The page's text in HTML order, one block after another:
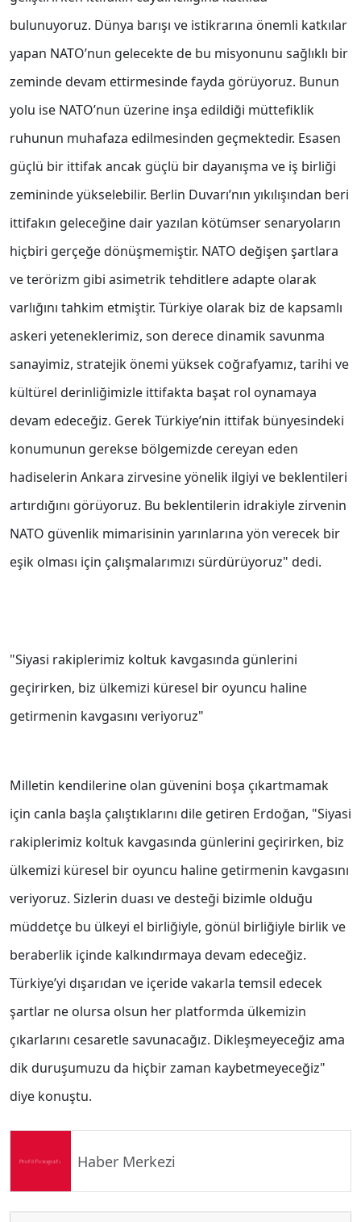
bulunuyoruz. Dünya barışı ve istikrarına önemli katkılar
yapan NATO’nun gelecekte de bu misyonunu sağlıklı bir
zeminde devam ettirmesinde fayda görüyoruz. Bunun
yolu ise NATO’nun üzerine inşa edildiği müttefiklik
ruhunun muhafaza edilmesinden geçmektedir. Esasen
güçlü bir ittifak ancak güçlü bir dayanışma ve iş birliği
zemininde yükselebilir. Berlin Duvarı’nın yıkılışından beri
ittifakın geleceğine dair yazılan kötümser senaryoların
hiçbiri gerçeğe dönüşmemiştir. NATO değişen şartlara
ve terörizm gibi asimetrik tehditlere adapte olarak
varlığını tahkim etmiştir. Türkiye olarak biz de kapsamlı
askeri yeteneklerimiz, son derece dinamik savunma
sanayimiz, stratejik önemi yüksek coğrafyamız, tarihi ve
kültürel derinliğimizle ittifakta başat rol oynamaya
devam edeceğiz. Gerek Türkiye’nin ittifak bünyesindeki
konumunun gerekse bölgemizde cereyan eden
hadiselerin Ankara zirvesine yönelik ilgiyi ve beklentileri
artırdığını görüyoruz. Bu beklentilerin idrakiyle zirvenin
NATO güvenlik mimarisinin yarınlarına yön verecek bir
eşik olması için çalışmalarımızı sürdürüyoruz" dedi.
"Siyasi rakiplerimiz koltuk kavgasında günlerini
geçirirken, biz ülkemizi küresel bir oyuncu haline
getirmenin kavgasını veriyoruz"
Milletin kendilerine olan güvenini boşa çıkartmamak
için canla başla çalıştıklarını dile getiren Erdoğan, "Siyasi
rakiplerimiz koltuk kavgasında günlerini geçirirken, biz
ülkemizi küresel bir oyuncu haline getirmenin kavgasını
veriyoruz. Sizlerin duası ve desteği bizimle olduğu
müddetçe bu ülkeyi el birliğiyle, gönül birliğiyle birlik ve
beraberlik içinde kalkındırmaya devam edeceğiz.
Türkiye’yi dışarıdan ve içeride vakarla temsil edecek
şartlar ne olursa olsun her platformda ülkemizin
çıkarlarını cesaretle savunacağız. Dikleşmeyeceğiz ama
dik duruşumuzu da hiçbir zaman kaybetmeyeceğiz"
diye konuştu.
Haber Merkezi